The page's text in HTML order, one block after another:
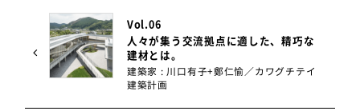
Vol.06
人々が集う交流拠点に適した、精巧な
建材とは。
建築家 : 川口有子+鄭仁愉／カワグチテイ
建築計画